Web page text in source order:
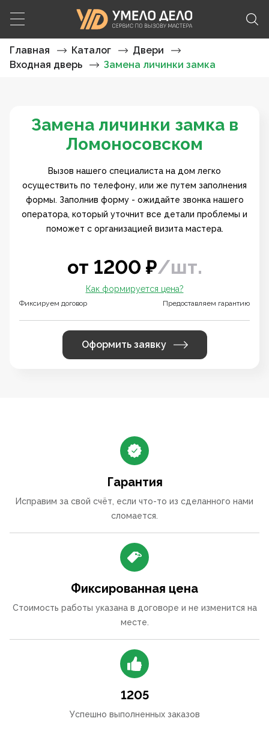
Главная Каталог
Двери
Входная дверь
Замена личинки замка
Замена личинки замка в
Ломоносовском
Вызов нашего специалиста на дом легко
осуществить по телефону, или же путем заполнения
формы. Заполнив форму - ожидайте звонка нашего
оператора, который уточнит все детали проблемы и
поможет с организацией визита мастера.
от 1200 ₽/шт.
Фиксируем договор
Как формируется цена?
Предоставляем гарантию
Оформить заявку
Гарантия
Исправим за свой счёт, если что-то из сделанного нами
сломается.
Фиксированная цена
Стоимость работы указана в договоре и не изменится на
месте.
1205
Успешно выполненных заказов